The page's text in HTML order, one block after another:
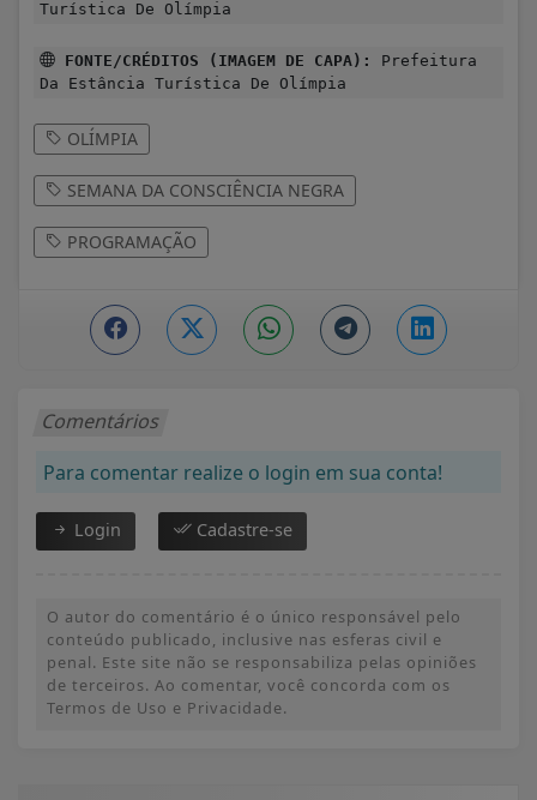
Turística De Olímpia
FONTE/CRÉDITOS (IMAGEM DE CAPA):
Prefeitura
Da Estância Turística De Olímpia
OLÍMPIA
SEMANA DA CONSCIÊNCIA NEGRA
PROGRAMAÇÃO
Comentários
Para comentar realize o login em sua conta!
Login Cadastre-se
O autor do comentário é o único responsável pelo
conteúdo publicado, inclusive nas esferas civil e
penal. Este site não se responsabiliza pelas opiniões
de terceiros. Ao comentar, você concorda com os
Termos de Uso e Privacidade.